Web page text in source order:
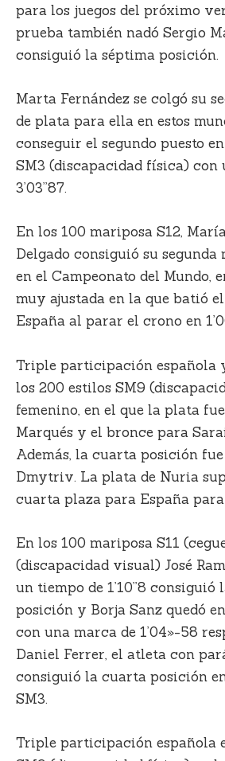
para los juegos del próximo
prueba también nadó Sergio
consiguió la séptima posición.
Marta Fernández se colgó su
de plata para ella en estos
conseguir el segundo puesto
SM3 (discapacidad física) con
3’03”87.
En los 100 mariposa S12,
Delgado consiguió su segunda
en el Campeonato del Mundo,
muy ajustada en la que batió
España al parar el crono en
Triple participación española
los 200 estilos SM9
femenino, en el que la plata
Marqués y el bronce para
Además, la cuarta posición
Dmytriv. La plata de Nuria
cuarta plaza para España
En los 100 mariposa S11
(discapacidad visual) José
un tiempo de 1’10”8 consiguió
posición y Borja Sanz quedó
con una marca de 1’04»-58
Daniel Ferrer, el atleta con
consiguió la cuarta posición
SM3.
Triple participación española